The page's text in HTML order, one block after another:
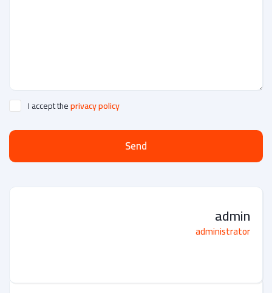
I accept theprivacy policy
Send
admin
administrator